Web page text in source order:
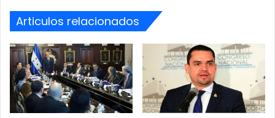
Articulos relacionados